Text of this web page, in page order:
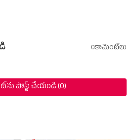
0కామెంట్‌లు
పోస్ట్ చేయండి (0)